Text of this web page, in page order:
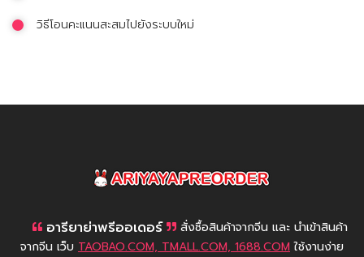
วิธีโอนคะแนนสะสมไปยังระบบใหม่
AriyayaPreorder
อารียาย่าพรีออเดอร์
สั่งซื้อสินค้าจากจีน และ นำเข้าสินค้า
จากจีน เว็บ TAOBAO.COM, TMALL.COM, 1688.COMใช้งานง่าย